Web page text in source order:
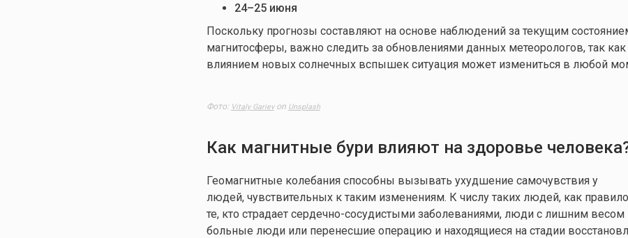
24–25 июня
Поскольку прогнозы составляют на основе наблюдений за текущим
магнитосферы, важно следить за обновлениями данных метеорологов, так как
влиянием новых солнечных вспышек ситуация может измениться в любой
Фото: Vitaly Garievon Unsplash
Как магнитные бури влияют на здоровье
Геомагнитные колебания способны вызывать ухудшение самочувствия у
людей, чувствительных к таким изменениям. К числу таких людей, как
те, кто страдает сердечно-сосудистыми заболеваниями, люди с лишним весом
больные люди или перенесшие операцию и находящиеся на стадии